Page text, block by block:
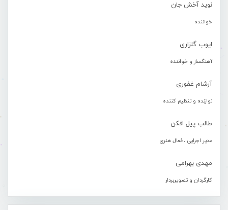
نوید آخش جان
خواننده
ایوب گلزاری
آهنگساز و خواننده
آرشام غفوری
نوازنده و تنظیم کننده
طالب پیل افکن
مدیر اجرایی ، فعال هنری
مهدی بهرامی
کارگردان و تصویربردار